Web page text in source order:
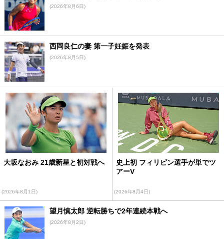
(2026年8月6日)
西岡良仁の妻 第一子妊娠を発表
(2026年8月5日)
大坂なおみ 21歳新星と初対戦へ
(2026年8月1日)
史上初 フィリピン選手が単でツ
アーV
(2026年8月4日)
望月慎太郎 逆転勝ちで2年連続本戦へ
(2026年8月2日)